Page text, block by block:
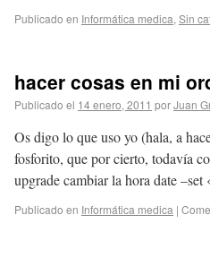
Publicado en Informática medica, Sin
hacer cosas en mi
Publicado el 14 enero, 2011 porJuan
Os digo lo que uso yo (hala, a
fosforito, que por cierto, todavía
upgrade cambiar la hora date
Publicado en Informática medica |